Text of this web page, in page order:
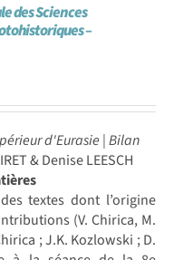
des Sciences
–
d'Eurasie | Bilan
& Denise LEESCH
textes dont l’origine
(V. Chirica, M.
; J.K. Kozlowski ; D.